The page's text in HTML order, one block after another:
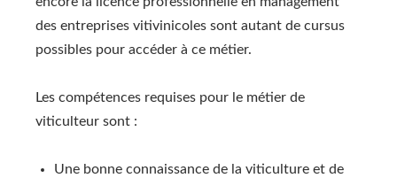
des entreprises vitivinicoles sont autant de cursus
possibles pour accéder à ce métier.
Les compétences requises pour le métier de
viticulteur sont :
Une bonne connaissance de la viticulture et de